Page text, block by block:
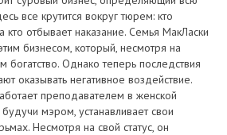
все крутится вокруг тюрем: кто
кто отбывает наказание. Семья МакЛаски
бизнесом, который, несмотря на
богатство. Однако теперь последствия
оказывать негативное воздействие.
преподавателем в женской
мэром, устанавливает свои
Несмотря на свой статус, он